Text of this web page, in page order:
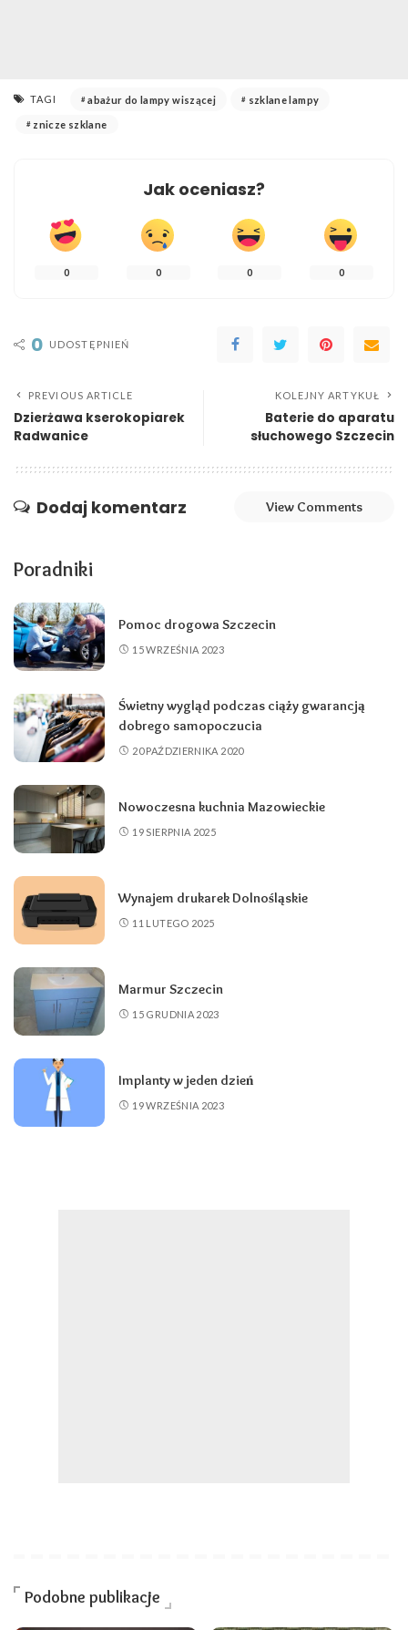
TAGI abażur do lampy wiszącej szklane lampy
znicze szklane
Jak oceniasz?
0 0 0 0
0 UDOSTĘPNIEŃ
PREVIOUS ARTICLE
Dzierżawa kserokopiarek
Radwanice
KOLEJNY ARTYKUŁ
Baterie do aparatu
słuchowego Szczecin
Dodaj komentarz View Comments
Poradniki
Pomoc drogowa Szczecin
15 WRZEŚNIA 2023
Świetny wygląd podczas ciąży gwarancją
dobrego samopoczucia
20 PAŹDZIERNIKA 2020
Nowoczesna kuchnia Mazowieckie
19 SIERPNIA 2025
Wynajem drukarek Dolnośląskie
11 LUTEGO 2025
Marmur Szczecin
15 GRUDNIA 2023
Implanty w jeden dzień
19 WRZEŚNIA 2023
Podobne publikacje